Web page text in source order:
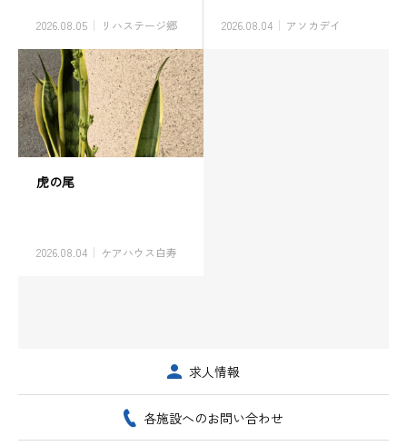
2026.08.05 リハステージ郷 2026.08.04 アソカデイ
虎の尾
2026.08.04 ケアハウス白寿
求人情報
各施設へのお問い合わせ